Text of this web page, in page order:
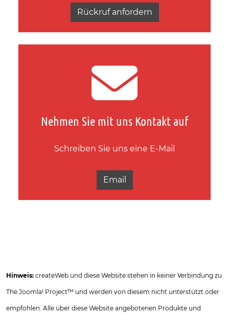
Rückruf anfordern
Nehmen Sie mit uns Kontakt auf
Schreiben Sie uns eine E-Mail
Email
Hinweis: createWeb und diese Website stehen in keiner Verbindung zu
The Joomla! Project™ und werden von diesem nicht unterstützt oder
empfohlen. Alle über diese Website angebotenen Produkte und